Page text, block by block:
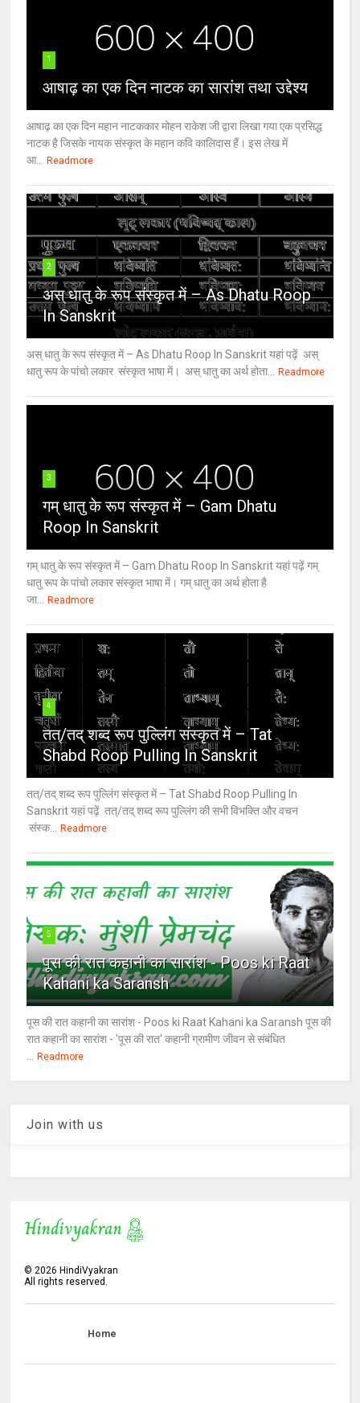
1
आषाढ़ का एक दिन नाटक का सारांश तथा उद्देश्य
आषाढ़ का एक दिन महान नाटककार मोहन राकेश जी द्वारा लिखा गया एक प्रसिद्ध
नाटक है जिसके नायक संस्कृत के महान कवि कालिदास हैं। इस लेख में
आ...
Readmore
2
अस् धातु के रूप संस्कृत में – As Dhatu Roop
In Sanskrit
अस् धातु के रूप संस्कृत में – As Dhatu Roop In Sanskrit यहां पढ़ें अस्
धातु रूप के पांचो लकार संस्कृत भाषा में। अस् धातु का अर्थ होता...
Readmore
3
गम् धातु के रूप संस्कृत में – Gam Dhatu
Roop In Sanskrit
गम् धातु के रूप संस्कृत में – Gam Dhatu Roop In Sanskrit यहां पढ़ें गम्
धातु रूप के पांचो लकार संस्कृत भाषा में। गम् धातु का अर्थ होता है
जा...
Readmore
4
तत्/तद् शब्द रूप पुल्लिंग संस्कृत में – Tat
Shabd Roop Pulling In Sanskrit
तत्/तद् शब्द रूप पुल्लिंग संस्कृत में – Tat Shabd Roop Pulling In
Sanskrit यहां पढ़ें तत्/तद् शब्द रूप पुल्लिंग की सभी विभक्ति और वचन
संस्क...
Readmore
5
पूस की रात कहानी का सारांश - Poos ki Raat
Kahani ka Saransh
पूस की रात कहानी का सारांश - Poos ki Raat Kahani ka Saransh पूस की
रात कहानी का सारांश - 'पूस की रात' कहानी ग्रामीण जीवन से संबंधित
Readmore
Join with us
©2026 HindiVyakran
All rights reserved.
Home